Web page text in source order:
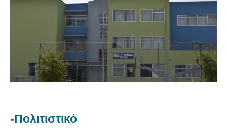
-Πολιτιστικό